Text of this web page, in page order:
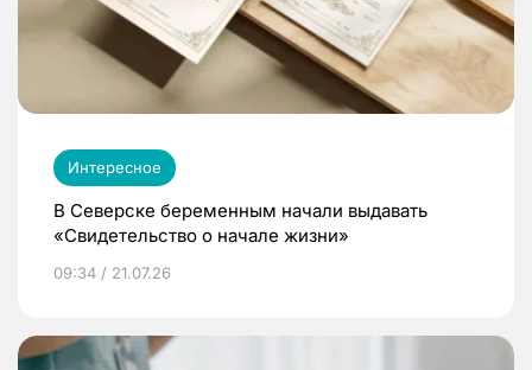
Интересное
В Северске беременным начали выдавать
«Свидетельство о начале жизни»
09:34 / 21.07.26